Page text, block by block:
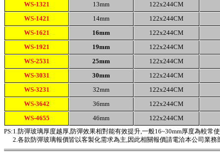
WS-1321
13mm
122x244CM
WS-1421
14mm
122x244CM
WS-1621
16mm
122x244CM
WS-1921
19mm
122x244CM
WS-2531
25mm
122x244CM
WS-3031
30mm
122x244CM
WS-3231
32mm
122x244CM
WS-3642
36mm
122x244CM
WS-4655
46mm
122x244CM
PS:1.防彈玻璃厚度越厚,防彈效果相對能有效提升,一般16~30mm厚度為較常
2.各款防彈玻璃報價皆以客製化需求為主,因此相關報價請電洽本公司業務